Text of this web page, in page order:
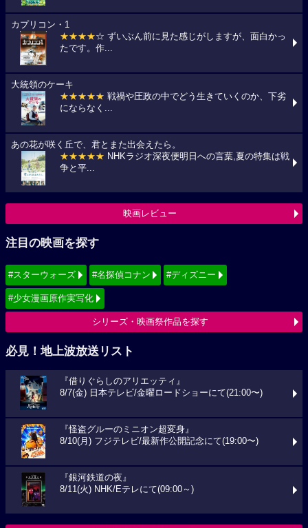
カプリコン・1
★★★★☆ ずいぶん前に見た感じがしますが、面白かっ
たです。作...
大統領のケーキ
★★★★★ 戦禍や圧政の中でどう生きていくのか、下劣
にならなく...
あの花が咲く丘で、君とまた出会えたら。
★★★★★ NHKラジオ深夜便明日への言葉,夏の特集は戦
争と平...
映画レビュー
注目の映画を探す
#スターウォーズ #名探偵コナン #ディズニー
#少女漫画原作実写化
シリーズ・映画祭作品を探す
必見！地上波放送リスト
『借りぐらしのアリエッティ』
8/7(金) 日本テレビ/金曜ロードショーにて(21:00〜)
『怪盗グルーのミニオン超変身』
8/10(月) フジテレビ/最新作公開記念にて(19:00〜)
『銀河鉄道の夜』
8/11(火) NHK/Eテレにて(09:00～)